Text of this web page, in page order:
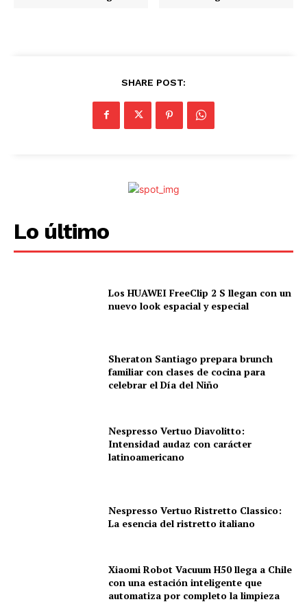
SHARE POST:
Lo último
Los HUAWEI FreeClip 2 S llegan con un
nuevo look espacial y especial
Sheraton Santiago prepara brunch
familiar con clases de cocina para
celebrar el Día del Niño
Nespresso Vertuo Diavolitto:
Intensidad audaz con carácter
latinoamericano
Nespresso Vertuo Ristretto Classico:
La esencia del ristretto italiano
Xiaomi Robot Vacuum H50 llega a Chile
con una estación inteligente que
automatiza por completo la limpieza